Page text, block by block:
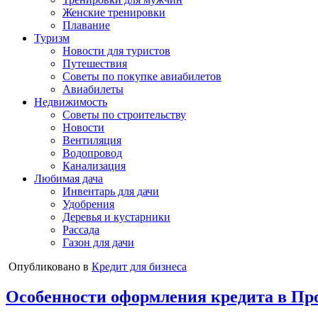
Женские тренировки
Плавание
Туризм
Новости для туристов
Путешествия
Советы по покупке авиабилетов
Авиабилеты
Недвижимость
Советы по строительству
Новости
Вентиляция
Водопровод
Канализация
Любимая дача
Инвентарь для дачи
Удобрения
Деревья и кустарники
Рассада
Газон для дачи
Опубликовано в Кредит для бизнеса
Особенности оформления кредита в